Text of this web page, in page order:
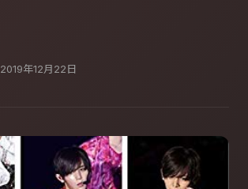
2019年12月22日